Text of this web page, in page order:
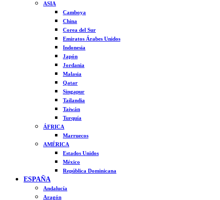
ASIA
Camboya
China
Corea del Sur
Emiratos Árabes Unidos
Indonesia
Japón
Jordania
Malasia
Qatar
Singapur
Tailandia
Taiwán
Turquía
ÁFRICA
Marruecos
AMÉRICA
Estados Unidos
México
República Dominicana
ESPAÑA
Andalucía
Aragón